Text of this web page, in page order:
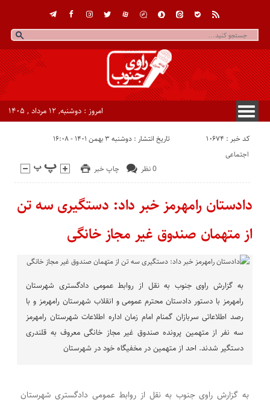
امروز : دوشنبه, ۱۲ مرداد , ۱۴۰۵
کد خبر : 10674 تاریخ انتشار : دوشنبه ۳ بهمن ۱۴۰۱ - ۱۶:۰۸
چاپ خبر 0 نظر
اجتماعی
دادستان رامهرمز خبر داد: دستگیری سه تن
از متهمان صندوق غیر مجاز خانگی
به گزارش راوی جنوب به نقل از روابط عمومی دادگستری شهرستان
رامهرمز با دستور دادستان محترم عمومی و انقلاب شهرستان رامهرمز و با
رصد اطلاعاتی سربازان گمنام امام زمان اداره اطلاعات شهرستان رامهرمز
سه نفر از متهمین پرونده صندوق غیر مجاز خانگی معروف به قلندری
دستگیر شدند. احد از متهمین در مخفیگاه خود در شهرستان
به گزارش راوی جنوب به نقل از روابط عمومی دادگستری شهرستان